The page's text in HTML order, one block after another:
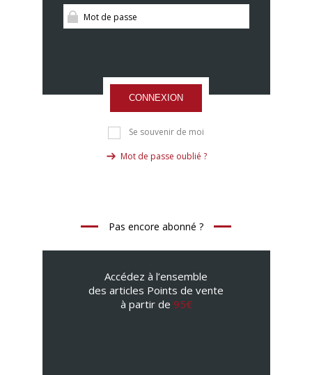
CONNEXION
Se souvenir de moi
Mot de passe oublié ?
Pas encore abonné ?
Accédez à l’ensemble
des articles Points de vente
à partir de 95€